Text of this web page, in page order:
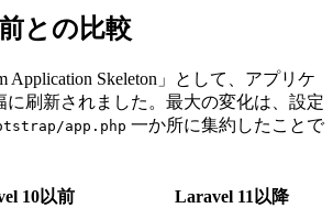
との比較
Application Skeleton」として、アプリケ
に刷新されました。最大の変化は、設定
app.php 一か所に集約したことで
10以前
Laravel 11以降